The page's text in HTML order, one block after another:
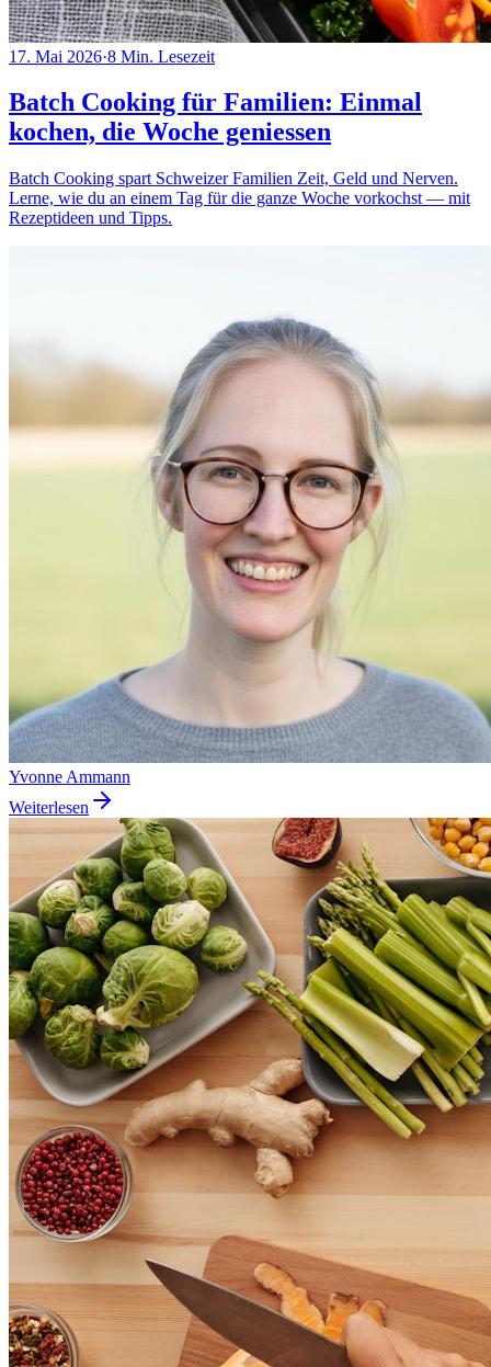
17. Mai 2026·8 Min. Lesezeit
Batch Cooking für Familien: Einmal
kochen, die Woche geniessen
Batch Cooking spart Schweizer Familien Zeit, Geld und Nerven.
Lerne, wie du an einem Tag für die ganze Woche vorkochst — mit
Rezeptideen und Tipps.
Yvonne Ammann
Weiterlesen